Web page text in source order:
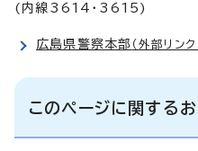
(内線3614・3615)
広島県警察本部 （外部リンク
このページに関する